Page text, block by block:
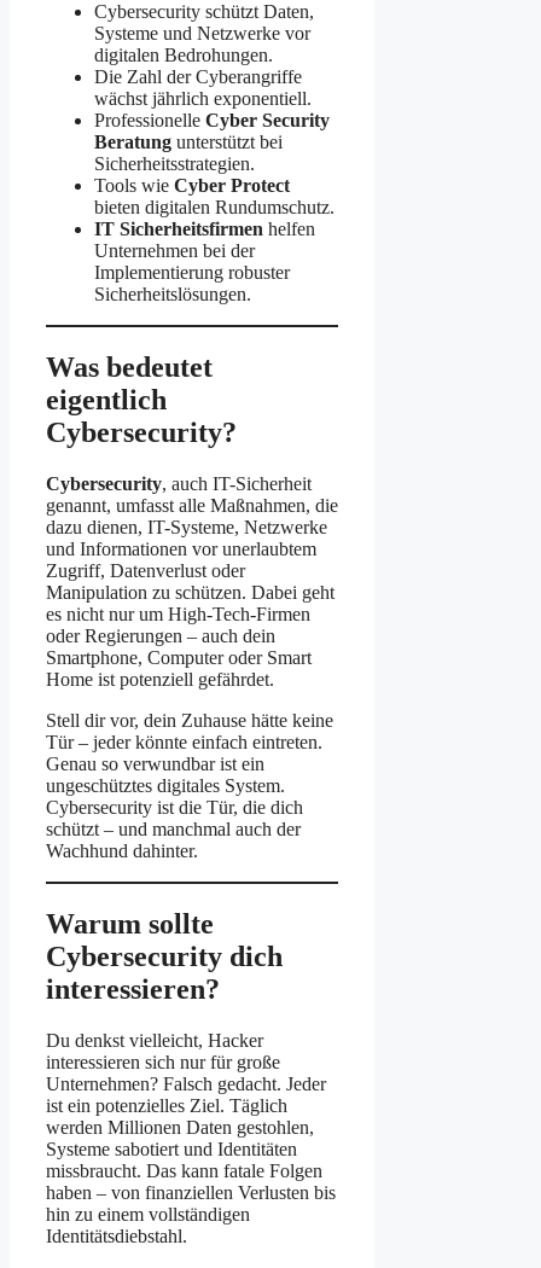
Cybersecurity schützt Daten,
Systeme und Netzwerke vor
digitalen Bedrohungen.
Die Zahl der Cyberangriffe
wächst jährlich exponentiell.
Professionelle Cyber Security
Beratung unterstützt bei
Sicherheitsstrategien.
Tools wie Cyber Protect
bieten digitalen Rundumschutz.
IT Sicherheitsfirmen helfen
Unternehmen bei der
Implementierung robuster
Sicherheitslösungen.
Was bedeutet
eigentlich
Cybersecurity?
Cybersecurity, auch IT-Sicherheit
genannt, umfasst alle Maßnahmen, die
dazu dienen, IT-Systeme, Netzwerke
und Informationen vor unerlaubtem
Zugriff, Datenverlust oder
Manipulation zu schützen. Dabei geht
es nicht nur um High-Tech-Firmen
oder Regierungen – auch dein
Smartphone, Computer oder Smart
Home ist potenziell gefährdet.
Stell dir vor, dein Zuhause hätte keine
Tür – jeder könnte einfach eintreten.
Genau so verwundbar ist ein
ungeschütztes digitales System.
Cybersecurity ist die Tür, die dich
schützt – und manchmal auch der
Wachhund dahinter.
Warum sollte
Cybersecurity dich
interessieren?
Du denkst vielleicht, Hacker
interessieren sich nur für große
Unternehmen? Falsch gedacht. Jeder
ist ein potenzielles Ziel. Täglich
werden Millionen Daten gestohlen,
Systeme sabotiert und Identitäten
missbraucht. Das kann fatale Folgen
haben – von finanziellen Verlusten bis
hin zu einem vollständigen
Identitätsdiebstahl.